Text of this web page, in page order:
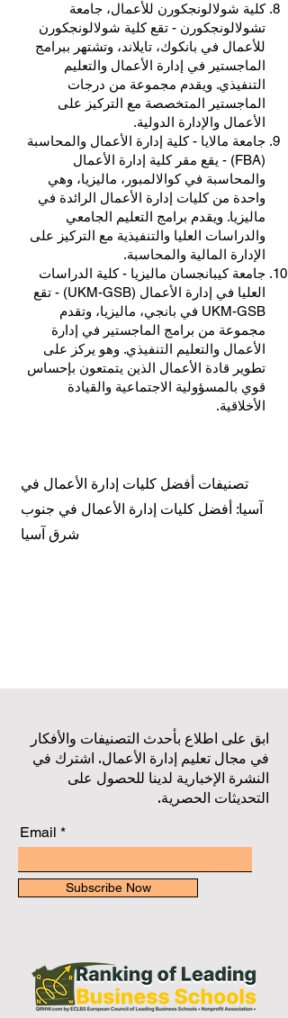
كلية شولالونجكورن للأعمال، جامعة
تشولالونجكورن - تقع كلية شولالونجكورن
للأعمال في بانكوك، تايلاند، وتشتهر ببرامج
الماجستير في إدارة الأعمال والتعليم
التنفيذي. ويقدم مجموعة من درجات
الماجستير المتخصصة مع التركيز على
الأعمال والإدارة الدولية.
جامعة مالايا - كلية إدارة الأعمال والمحاسبة
(FBA) - يقع مقر كلية إدارة الأعمال
والمحاسبة في كوالالمبور، ماليزيا، وهي
واحدة من كليات إدارة الأعمال الرائدة في
ماليزيا. ويقدم برامج التعليم الجامعي
والدراسات العليا والتنفيذية مع التركيز على
الإدارة المالية والمحاسبة.
جامعة كيبانجسان ماليزيا - كلية الدراسات
العليا في إدارة الأعمال (UKM-GSB) - تقع
UKM-GSB في بانجي، ماليزيا، وتقدم
مجموعة من برامج الماجستير في إدارة
الأعمال والتعليم التنفيذي. وهو يركز على
تطوير قادة الأعمال الذين يتمتعون بإحساس
قوي بالمسؤولية الاجتماعية والقيادة
الأخلاقية.
تصنيفات أفضل كليات إدارة الأعمال في
آسيا: أفضل كليات إدارة الأعمال في جنوب
شرق آسيا
ابق على اطلاع بأحدث التصنيفات والأفكار
في مجال تعليم إدارة الأعمال. اشترك في
النشرة الإخبارية لدينا للحصول على
التحديثات الحصرية.
Email
Subscribe Now